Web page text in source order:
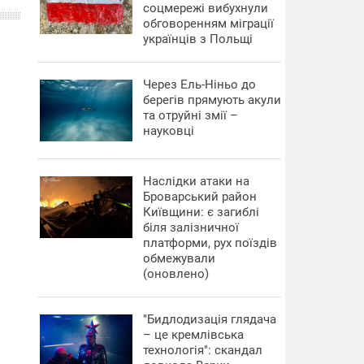
соцмережі вибухнули
обговоренням міграції
українців з Польщі
Через Ель-Ніньо до
берегів прямують акули
та отруйні змії –
науковці
Наслідки атаки на
Броварський район
Київщини: є загиблі
біля залізничної
платформи, рух поїздів
обмежували
(оновлено)
"Бидлодизація глядача
– це кремлівська
технологія": скандал